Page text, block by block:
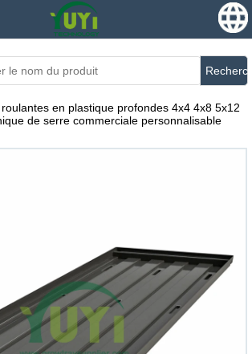
en plastique profondes 4x4 4x8 5x12
de serre commerciale personnalisable